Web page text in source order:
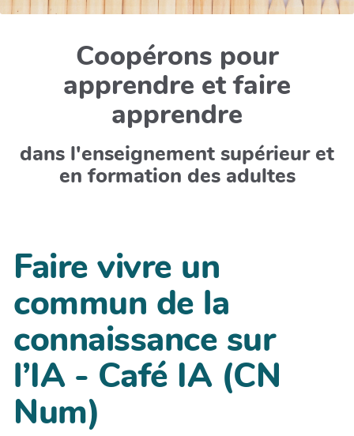
Coopérons pour
apprendre et faire
apprendre
dans l'enseignement supérieur et
en formation des adultes
Faire vivre un
commun de la
connaissance sur
l’IA - Café IA (CN
Num)